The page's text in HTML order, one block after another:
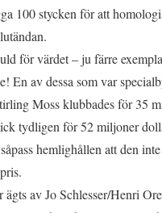
100 stycken för att
för värdet – ju färre
En av dessa som var
Moss klubbades för 35
tydligen för 52 miljoner
hemlighållen att den
ägts av Jo Schlesser/Henri